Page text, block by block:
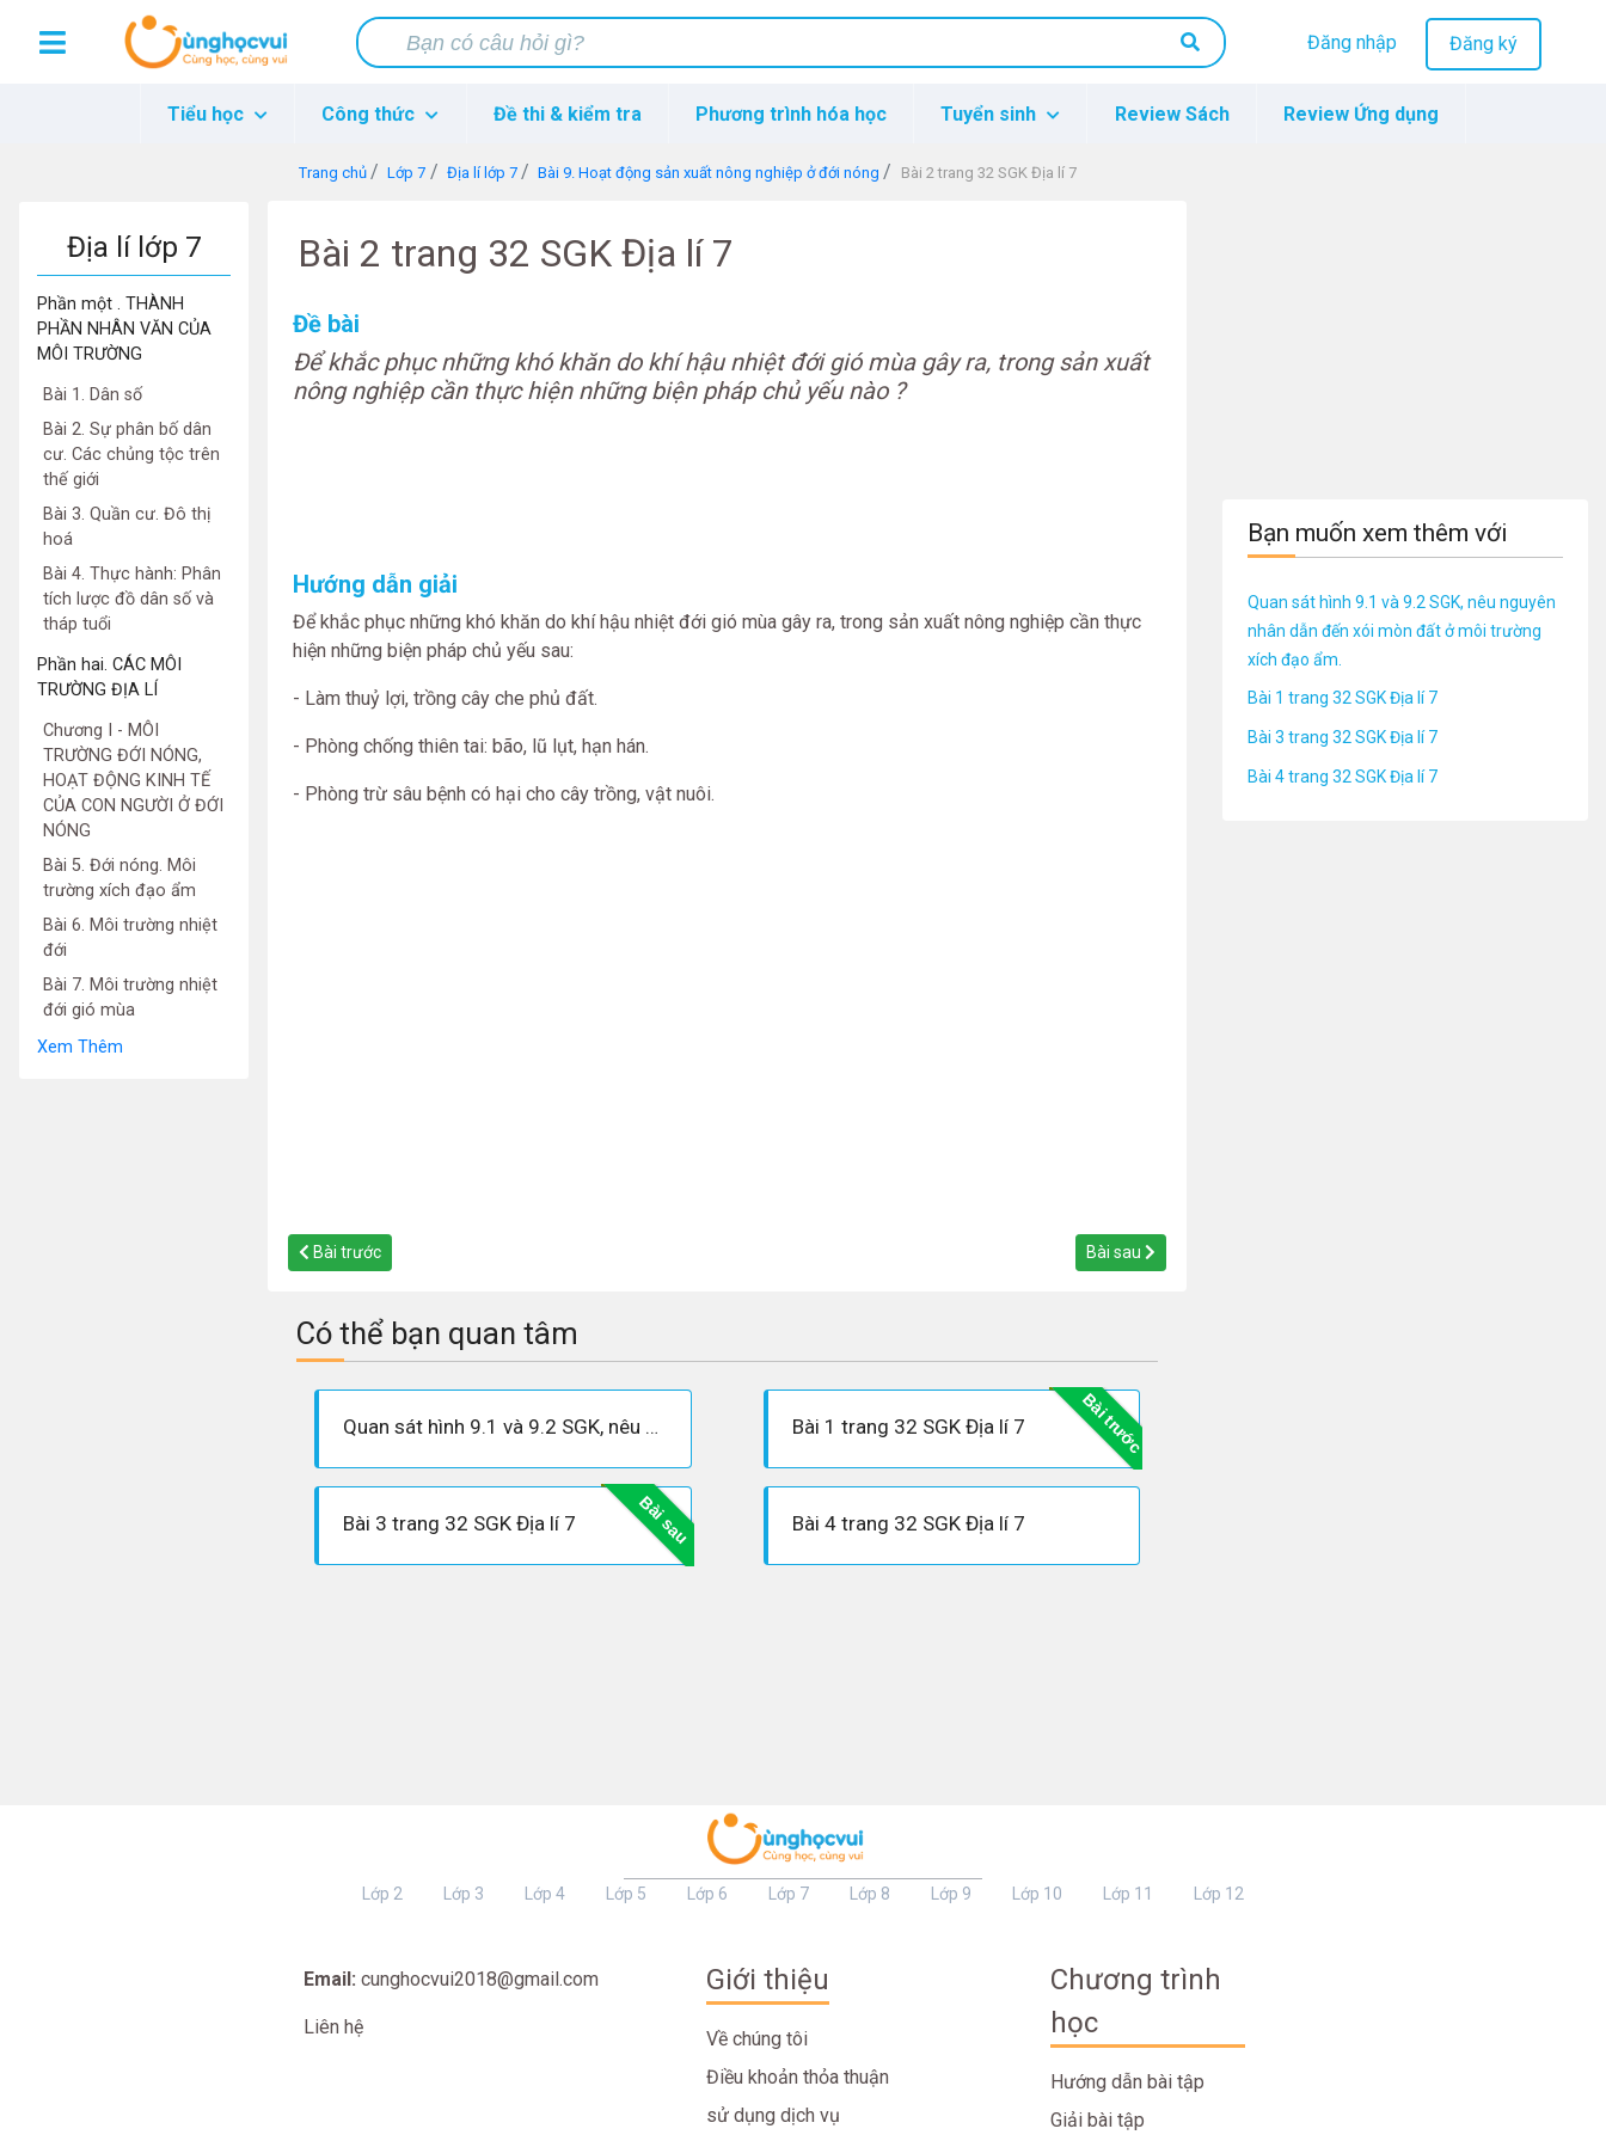
Đăng nhập Đăng ký
Tiểu học Công thức Đề thi & kiểm tra Phương trình hóa học Tuyển sinh Review Sách Review Ứng dụng
Trang chủ Lớp 7 Địa lí lớp 7 Bài 9. Hoạt động sản xuất nông nghiệp ở đới nóng Bài 2 trang 32 SGK Địa lí 7
Địa lí lớp 7
Phần một . THÀNH
PHẦN NHÂN VĂN CỦA
MÔI TRƯỜNG
Bài 1. Dân số
Bài 2. Sự phân bố dân
cư. Các chủng tộc trên
thế giới
Bài 3. Quần cư. Đô thị
hoá
Bài 4. Thực hành: Phân
tích lược đồ dân số và
tháp tuổi
Phần hai. CÁC MÔI
TRƯỜNG ĐỊA LÍ
Chương I - MÔI
TRƯỜNG ĐỚI NÓNG,
HOẠT ĐỘNG KINH TẾ
CỦA CON NGƯỜI Ở ĐỚI
NÓNG
Bài 5. Đới nóng. Môi
trường xích đạo ẩm
Bài 6. Môi trường nhiệt
đới
Bài 7. Môi trường nhiệt
đới gió mùa
Xem Thêm
Bài 2 trang 32 SGK Địa lí 7
Đề bài
Để khắc phục những khó khăn do khí hậu nhiệt đới gió mùa gây ra, trong sản xuất
nông nghiệp cần thực hiện những biện pháp chủ yếu nào ?
Hướng dẫn giải
Để khắc phục những khó khăn do khí hậu nhiệt đới gió mùa gây ra, trong sản xuất nông nghiệp cần thực
hiện những biện pháp chủ yếu sau:
- Làm thuỷ lợi, trồng cây che phủ đất.
- Phòng chống thiên tai: bão, lũ lụt, hạn hán.
- Phòng trừ sâu bệnh có hại cho cây trồng, vật nuôi.
Bài trước Bài sau
Có thể bạn quan tâm
Quan sát hình 9.1 và 9.2 SGK, nêu nguyên nhân dẫn đến xói mòn đất ở môi trường xích đạo ẩm. Bài trước
Bài 1 trang 32 SGK Địa lí 7
Bài sau
Bài 3 trang 32 SGK Địa lí 7 Bài 4 trang 32 SGK Địa lí 7
Bạn muốn xem thêm với
Quan sát hình 9.1 và 9.2 SGK, nêu nguyên
nhân dẫn đến xói mòn đất ở môi trường
xích đạo ẩm.
Bài 1 trang 32 SGK Địa lí 7
Bài 3 trang 32 SGK Địa lí 7
Bài 4 trang 32 SGK Địa lí 7
Lớp 2 Lớp 3 Lớp 4 Lớp 5 Lớp 6 Lớp 7 Lớp 8 Lớp 9 Lớp 10 Lớp 11 Lớp 12
Email: cunghocvui2018@gmail.com
Liên hệ
Giới thiệu
Về chúng tôi
Điều khoản thỏa thuận
sử dụng dịch vụ
Chương trình
học
Hướng dẫn bài tập
Giải bài tập